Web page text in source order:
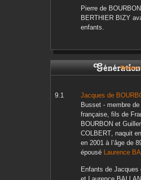
Pierrede BOURBON
BERTHIER BIZY
enfants.
Retour
Jacques de
Busset - membre
française, fils de
BOURBON et
COLBERT, naquit en
en 2001à l’âge de
épousé Laurence
Enfants de Jacques